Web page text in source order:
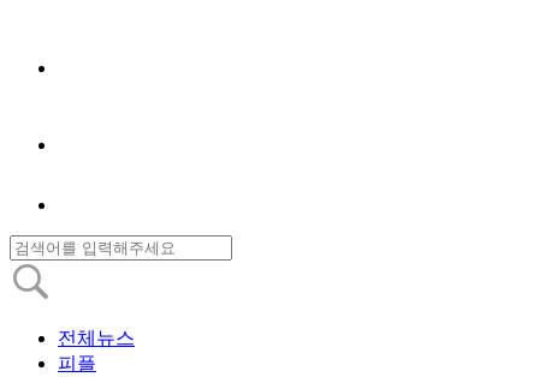
전체뉴스
피플